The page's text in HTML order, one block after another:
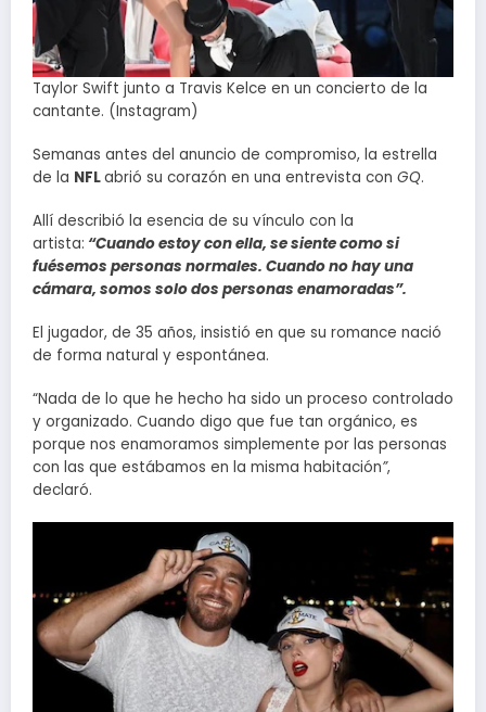
Taylor Swift junto a Travis Kelce en un concierto de la
cantante. (Instagram)
Semanas antes del anuncio de compromiso, la estrella
de la NFLabrió su corazón en una entrevista con GQ.
Allí describió la esencia de su vínculo con la
artista: “Cuando estoy con ella, se siente como si
fuésemos personas normales. Cuando no hay una
cámara, somos solo dos personas enamoradas”.
El jugador, de 35 años, insistió en que su romance nació
de forma natural y espontánea.
“Nada de lo que he hecho ha sido un proceso controlado
y organizado. Cuando digo que fue tan orgánico, es
porque nos enamoramos simplemente por las personas
con las que estábamos en la misma habitación”,
declaró.